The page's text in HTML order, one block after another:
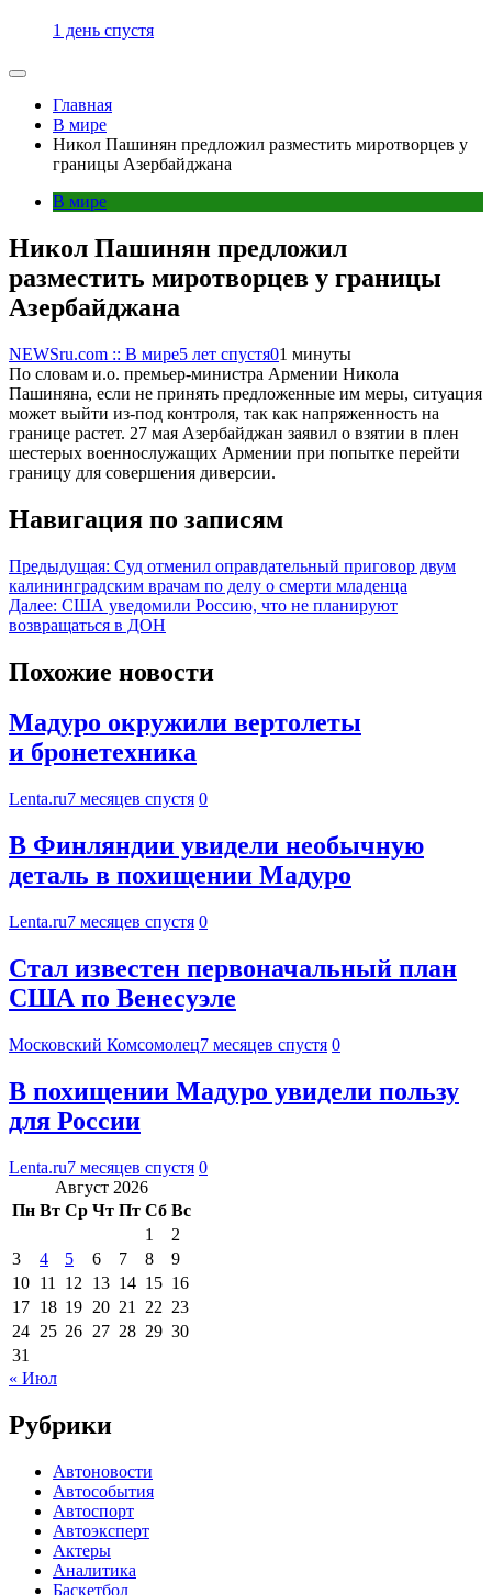
1 день спустя
Главная
В мире
Никол Пашинян предложил разместить миротворцев у
границы Азербайджана
В мире
Никол Пашинян предложил
разместить миротворцев у границы
Азербайджана
NEWSru.com :: В мире5 лет спустя01 минуты
По словам и.о. премьер-министра Армении Никола
Пашиняна, если не принять предложенные им меры, ситуация
может выйти из-под контроля, так как напряженность на
границе растет. 27 мая Азербайджан заявил о взятии в плен
шестерых военнослужащих Армении при попытке перейти
границу для совершения диверсии.
Навигация по записям
Предыдущая: Суд отменил оправдательный приговор двум
калининградским врачам по делу о смерти младенца
Далее: США уведомили Россию, что не планируют
возвращаться в ДОН
Похожие новости
Мадуро окружили вертолеты
и бронетехника
Lenta.ru7 месяцев спустя 0
В Финляндии увидели необычную
деталь в похищении Мадуро
Lenta.ru7 месяцев спустя 0
Стал известен первоначальный план
США по Венесуэле
Московский Комсомолец7 месяцев спустя 0
В похищении Мадуро увидели пользу
для России
Lenta.ru7 месяцев спустя 0
Август 2026
Пн Вт Ср Чт Пт Сб Вс
1
2
3
4 5 6 7 8
9
10 11 12 13 14 15 16
17 18 19 20 21 22 23
24 25 26 27 28 29 30
31
« Июл
Рубрики
Автоновости
Автособытия
Автоспорт
Автоэксперт
Актеры
Аналитика
Баскетбол